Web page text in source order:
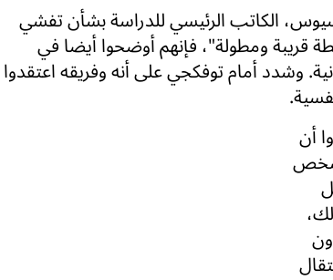
الكاتب الرئيسي للدراسة بشأن تفشي
قريبة ومطولة"، فإنهم أوضحوا أيضا في
وشدد أمام توفكجي على أنه وفريقه اعتقدوا
أن
أي إن كل شخص
إلى ذلك،